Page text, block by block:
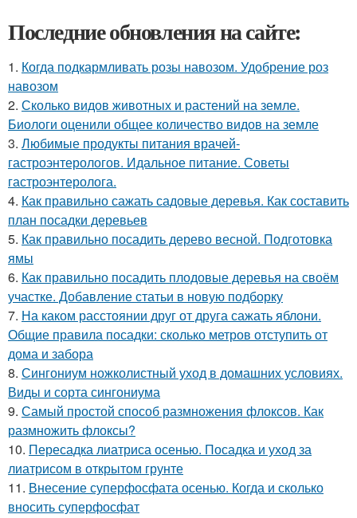
Последние обновления на сайте:
1. Когда подкармливать розы навозом. Удобрение роз
навозом
2. Сколько видов животных и растений на земле.
Биологи оценили общее количество видов на земле
3. Любимые продукты питания врачей-
гастроэнтерологов. Идальное питание. Советы
гастроэнтеролога.
4. Как правильно сажать садовые деревья. Как составить
план посадки деревьев
5. Как правильно посадить дерево весной. Подготовка
ямы
6. Как правильно посадить плодовые деревья на своём
участке. Добавление статьи в новую подборку
7. На каком расстоянии друг от друга сажать яблони.
Общие правила посадки: сколько метров отступить от
дома и забора
8. Сингониум ножколистный уход в домашних условиях.
Виды и сорта сингониума
9. Самый простой способ размножения флоксов. Как
размножить флоксы?
10. Пересадка лиатриса осенью. Посадка и уход за
лиатрисом в открытом грунте
11. Внесение суперфосфата осенью. Когда и сколько
вносить суперфосфат